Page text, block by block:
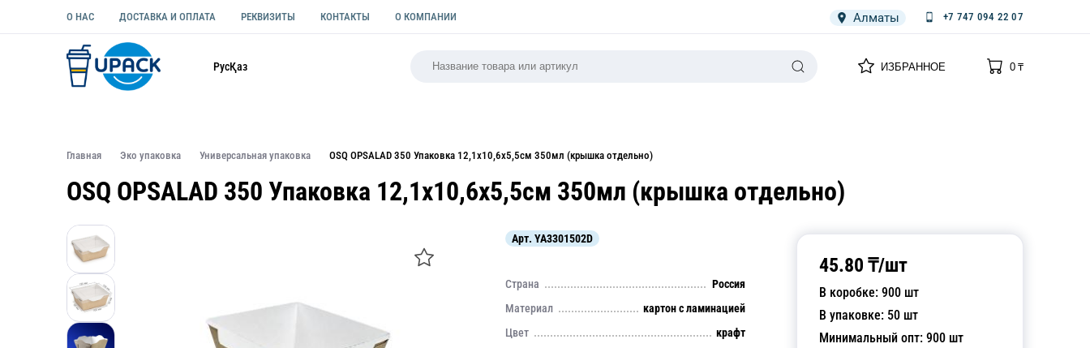
О НАС ДОСТАВКА И ОПЛАТА РЕКВИЗИТЫ КОНТАКТЫ О КОМПАНИИ Алматы +7 747 094 22 07
РусҚаз ИЗБРАННОЕ
0
0₸
Главная Эко упаковка Универсальная упаковка OSQ OPSALAD 350 Упаковка 12,1х10,6х5,5см 350мл (крышка отдельно)
OSQ OPSALAD 350 Упаковка 12,1х10,6х5,5см 350мл (крышка отдельно)
45.80 ₸/шт
В коробке: 900 шт
В упаковке: 50 шт
Минимальный опт: 900 шт
Арт. YA3301502D
Страна
Россия
Материал
картон с ламинацией
Цвет
крафт